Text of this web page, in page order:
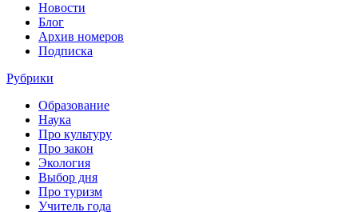
Новости
Блог
Архив номеров
Подписка
Рубрики
Образование
Наука
Про культуру
Про закон
Экология
Выбор дня
Про туризм
Учитель года